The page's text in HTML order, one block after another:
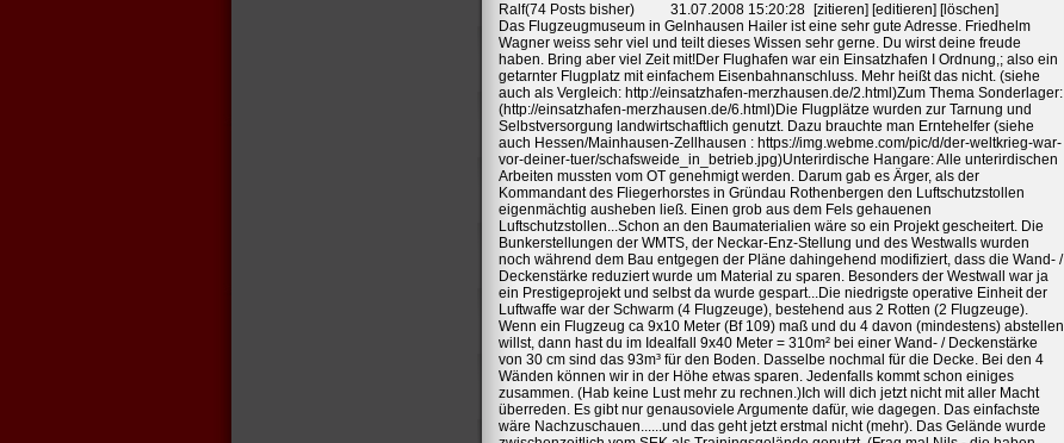
Ralf(74 Posts bisher)
31.07.2008 15:20:28
[zitieren] [editieren] [löschen]
Das Flugzeugmuseum in Gelnhausen Hailer ist eine sehr gute Adresse. Friedhelm
Wagner weiss sehr viel und teilt dieses Wissen sehr gerne. Du wirst deine freude
haben. Bring aber viel Zeit mit!Der Flughafen war ein Einsatzhafen I Ordnung,; also ein
getarnter Flugplatz mit einfachem Eisenbahnanschluss. Mehr heißt das nicht. (siehe
auch als Vergleich: http://einsatzhafen-merzhausen.de/2.html)Zum Thema Sonderlager:
(http://einsatzhafen-merzhausen.de/6.html)Die Flugplätze wurden zur Tarnung und
Selbstversorgung landwirtschaftlich genutzt. Dazu brauchte man Erntehelfer (siehe
auch Hessen/Mainhausen-Zellhausen : https://img.webme.com/pic/d/der-weltkrieg-war-
vor-deiner-tuer/schafsweide_in_betrieb.jpg)Unterirdische Hangare: Alle unterirdischen
Arbeiten mussten vom OT genehmigt werden. Darum gab es Ärger, als der
Kommandant des Fliegerhorstes in Gründau Rothenbergen den Luftschutzstollen
eigenmächtig ausheben ließ. Einen grob aus dem Fels gehauenen
Luftschutzstollen...Schon an den Baumaterialien wäre so ein Projekt gescheitert. Die
Bunkerstellungen der WMTS, der Neckar-Enz-Stellung und des Westwalls wurden
noch während dem Bau entgegen der Pläne dahingehend modifiziert, dass die Wand- /
Deckenstärke reduziert wurde um Material zu sparen. Besonders der Westwall war ja
ein Prestigeprojekt und selbst da wurde gespart...Die niedrigste operative Einheit der
Luftwaffe war der Schwarm (4 Flugzeuge), bestehend aus 2 Rotten (2 Flugzeuge).
Wenn ein Flugzeug ca 9x10 Meter (Bf 109) maß und du 4 davon (mindestens) abstellen
willst, dann hast du im Idealfall 9x40 Meter = 310m² bei einer Wand- / Deckenstärke
von 30 cm sind das 93m³ für den Boden. Dasselbe nochmal für die Decke. Bei den 4
Wänden können wir in der Höhe etwas sparen. Jedenfalls kommt schon einiges
zusammen. (Hab keine Lust mehr zu rechnen.)Ich will dich jetzt nicht mit aller Macht
überreden. Es gibt nur genausoviele Argumente dafür, wie dagegen. Das einfachste
wäre Nachzuschauen......und das geht jetzt erstmal nicht (mehr). Das Gelände wurde